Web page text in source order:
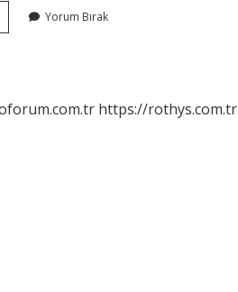
Yorum Bırak
https://rothys.com.tr